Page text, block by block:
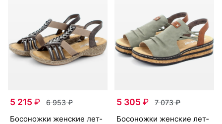
5 215₽ 6 953₽
бо­сонож­ки женс­кие лет­
5 305₽ 7 073₽
бо­сонож­ки женс­кие лет­